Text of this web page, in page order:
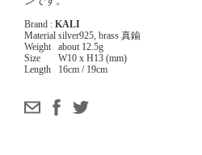
Brand : KALI
Material silver925, brass 真鍮
Weight
about 12.5g
Size
W10 x H13 (mm)
Length
16cm / 19cm